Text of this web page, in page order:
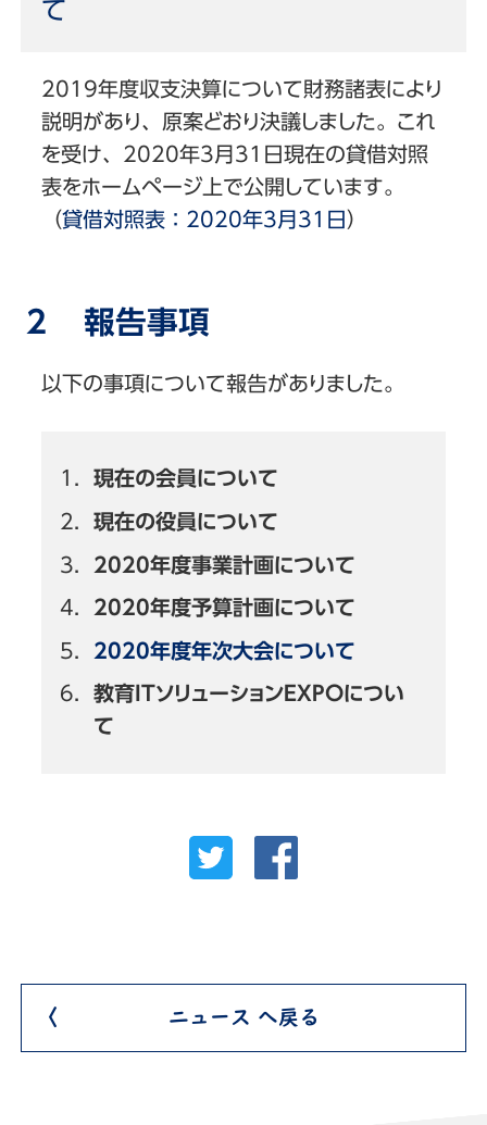
て
2019年度収支決算について財務諸表により
説明があり、原案どおり決議しました。これ
を受け、2020年3月31日現在の貸借対照
表をホームページ上で公開しています。
（貸借対照表：2020年3月31日 ）
２ 報告事項
以下の事項について報告がありました。
現在の会員について
現在の役員について
2020年度事業計画について
2020年度予算計画について
2020年度年次大会について
教育ITソリューションEXPOについ
て
ニュース へ戻る